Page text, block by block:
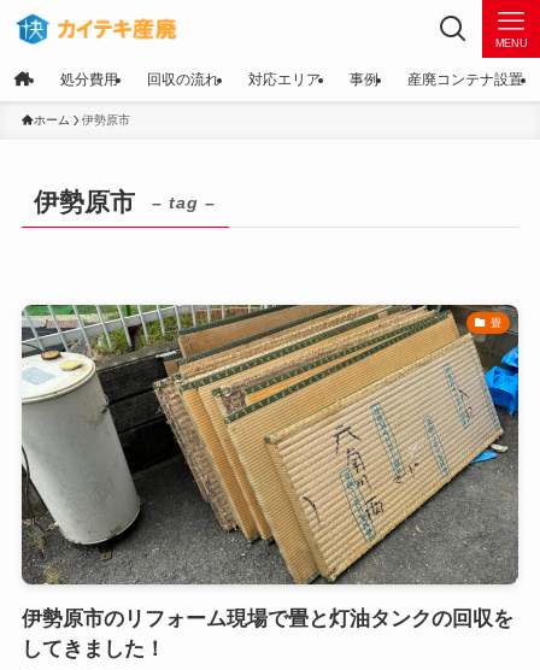
MENU
処分費用 回収の流れ 対応エリア 事例 産廃コンテナ設置
ホーム 伊勢原市
伊勢原市 – tag –
畳
伊勢原市のリフォーム現場で畳と灯油タンクの回収を
してきました！